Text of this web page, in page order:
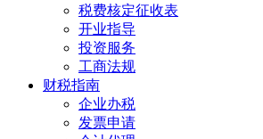
税费核定征收表
开业指导
投资服务
工商法规
财税指南
企业办税
发票申请